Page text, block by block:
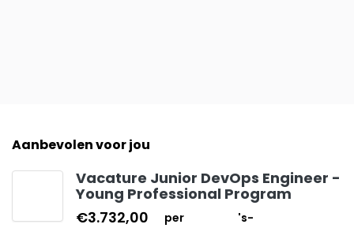
Aanbevolen voor jou
Vacature Junior DevOps Engineer -
Young Professional Program
€3.732,00
per
's-